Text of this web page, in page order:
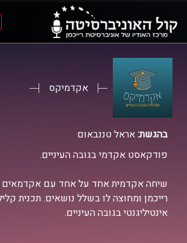
אקדמיקס
בהגשת:אראל טננבאום
פודקאסט אקדמי בגובה העיניים.
שיחה אקדמית אחד על אחד עם אקדמאים
רייכמן ומחוצה לו בשלל נושאים. תכנית
אינטיליגנטי בגובה העיניים.